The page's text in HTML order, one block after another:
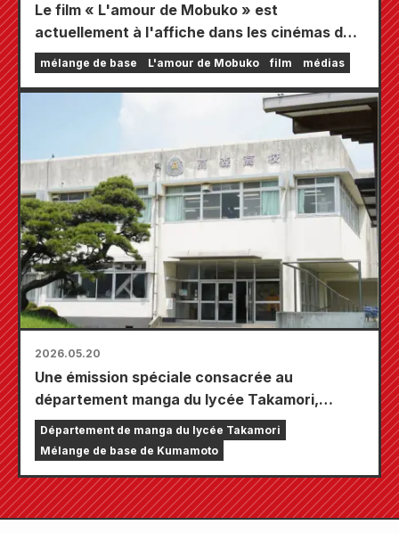
Le film « L'amour de Mobuko » est
actuellement à l'affiche dans les cinémas de
tout le pays.
mélange de base L'amour de Mobuko film médias
2026.05.20
Une émission spéciale consacrée au
département manga du lycée Takamori,
intitulée « Manga-chi ~La voie du manga de
l'ère Reiwa~ », sera diffusée sur différentes
chaînes de Kyushu et d'Okinawa, ainsi que
sur TVer !
Département de manga du lycée Takamori
Mélange de base de Kumamoto